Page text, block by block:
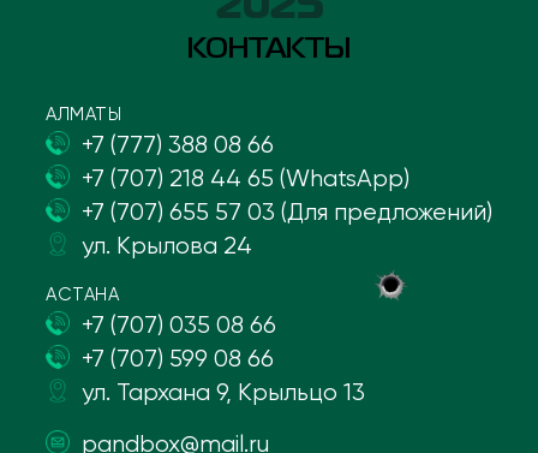
КОНТАКТЫ
АЛМАТЫ
+7 (777) 388 08 66
+7 (707) 218 44 65 (WhatsApp)
+7 (707) 655 57 03 (Для предложений)
ул. Крылова 24
АСТАНА
+7 (707) 035 08 66
+7 (707) 599 08 66
ул. Тархана 9, Крыльцо 13
pandbox@mail.ru